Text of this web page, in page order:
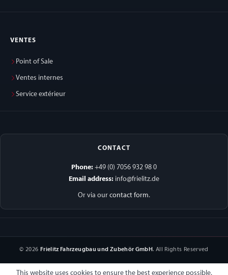
VENTES
Point of Sale
Ventes internes
Service extérieur
CONTACT
Phone: +49 (0) 7056 932 98 0
Email address: info@frielitz.de
Or via our contact form.
© 2026 Frielitz Fahrzeugbau und Zubehör GmbH. All Rights Reserved
This website uses cookies to ensure the best experience possible.